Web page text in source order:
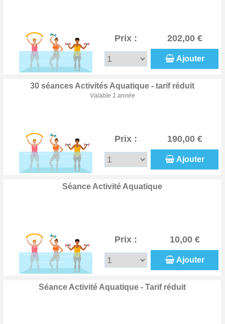
Prix : 202,00 €
Ajouter
30 séances Activités Aquatique - tarif réduit
Valable 1 année
Prix : 190,00 €
Ajouter
Séance Activité Aquatique
Prix : 10,00 €
Ajouter
Séance Activité Aquatique - Tarif réduit